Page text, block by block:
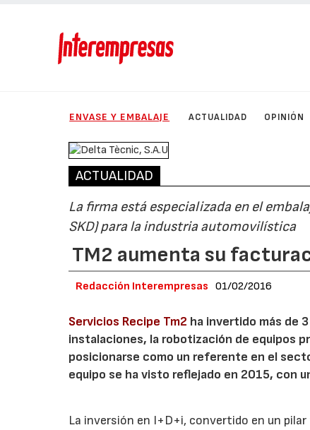
ENVASE Y EMBALAJE ACTUALIDAD OPINIÓN
ACTUALIDAD
La firma está especializada en el
SKD) para la industria automovilística
TM2 aumenta su
Redacción Interempresas 01/02/2016
Servicios Recipe Tm2 ha invertido más de
instalaciones, la robotización de equipos
posicionarse como un referente en el
equipo se ha visto reflejado en 2015, con
La inversión en I+D+i, convertido en un